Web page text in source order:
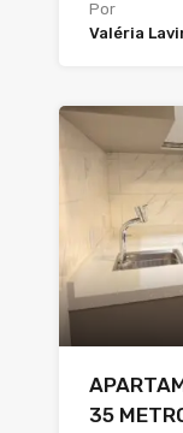
Por
Valéria
35